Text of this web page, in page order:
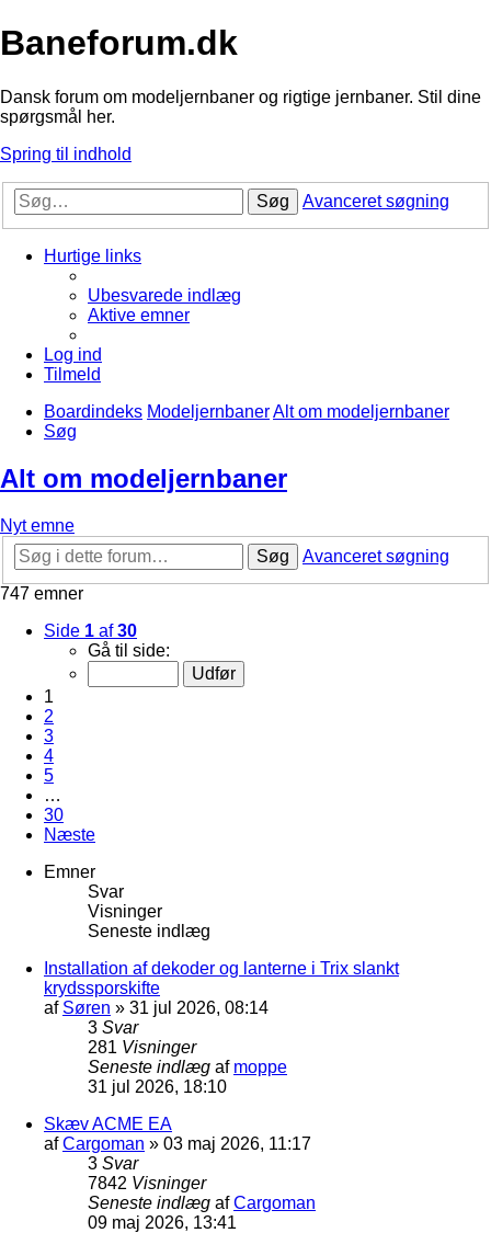
Baneforum.dk
Dansk forum om modeljernbaner og rigtige jernbaner. Stil dine
spørgsmål her.
Spring til indhold
Søg Avanceret søgning
Hurtige links
Ubesvarede indlæg
Aktive emner
Log ind
Tilmeld
Boardindeks ModeljernbanerAlt om modeljernbaner
Søg
Alt om modeljernbaner
Nyt emne
Søg
Avanceret søgning
747 emner
Side 1 af30
Gå til side:
1
2
3
4
5
…
30
Næste
Emner
Svar
Visninger
Seneste indlæg
Installation af dekoder og lanterne i Trix slankt
krydssporskifte
af Søren » 31 jul 2026, 08:14
3 Svar
281 Visninger
Seneste indlæg af moppe
31 jul 2026, 18:10
Skæv ACME EA
afCargoman » 03 maj 2026, 11:17
3 Svar
7842 Visninger
Seneste indlæg afCargoman
09 maj 2026, 13:41